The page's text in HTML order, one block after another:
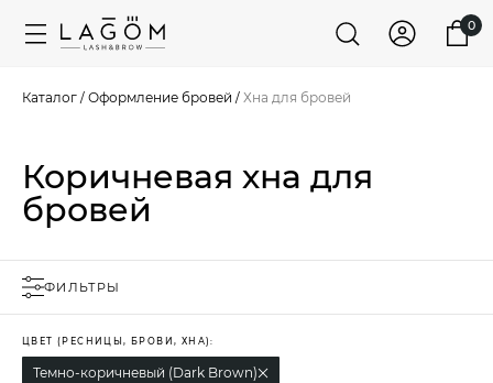
0
Каталог / Оформление бровей / Хна для бровей
Коричневая хна для
бровей
ФИЛЬТРЫ
ЦВЕТ (РЕСНИЦЫ, БРОВИ, ХНА):
Темно-коричневый (Dark Brown)